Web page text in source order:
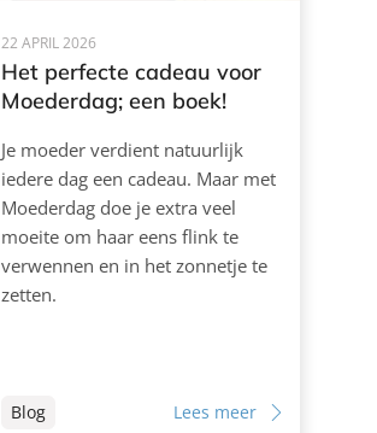
22 APRIL 2026
Het perfecte cadeau voor
Moederdag; een boek!
Je moeder verdient natuurlijk
iedere dag een cadeau. Maar met
Moederdag doe je extra veel
moeite om haar eens flink te
verwennen en in het zonnetje te
zetten.
Blog Lees meer